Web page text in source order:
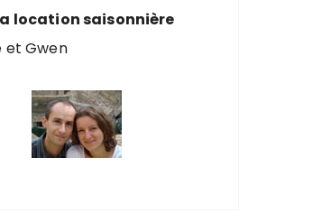
location saisonnière
et Gwen